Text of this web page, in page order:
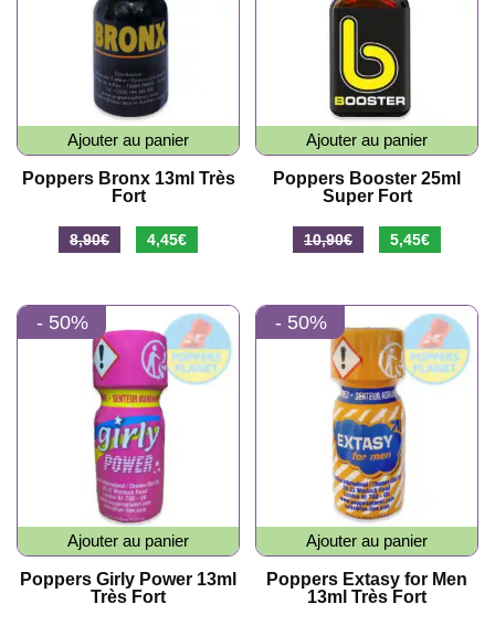
Ajouter au panier
Poppers Bronx 13ml Très
Fort
8,90€
Le
était :
8,90€.
4,45€
est :
4,45€.
Ajouter au panier
Poppers Booster 25ml
Super Fort
10,90€
Le
était :
10,90€.
5,45€
est :
5,45€.
- 50%
Ajouter au panier
Poppers Girly Power 13ml
Très Fort
- 50%
Ajouter au panier
Poppers Extasy for Men
13ml Très Fort